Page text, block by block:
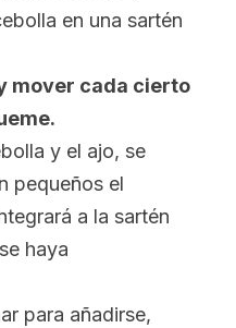
en una sartén
mover cada cierto
y el ajo, se
pequeños el
a la sartén
haya
para añadirse,